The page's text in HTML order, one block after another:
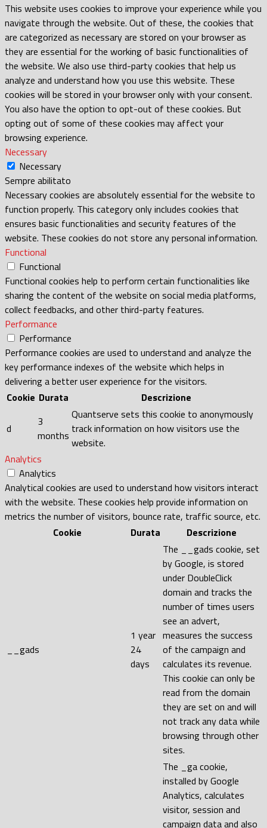
This website uses cookies to improve your experience while you
navigate through the website. Out of these, the cookies that
are categorized as necessary are stored on your browser as
they are essential for the working of basic functionalities of
the website. We also use third-party cookies that help us
analyze and understand how you use this website. These
cookies will be stored in your browser only with your consent.
You also have the option to opt-out of these cookies. But
opting out of some of these cookies may affect your
browsing experience.
Necessary
Necessary
Sempre abilitato
Necessary cookies are absolutely essential for the website to
function properly. This category only includes cookies that
ensures basic functionalities and security features of the
website. These cookies do not store any personal information.
Functional
Functional
Functional cookies help to perform certain functionalities like
sharing the content of the website on social media platforms,
collect feedbacks, and other third-party features.
Performance
Performance
Performance cookies are used to understand and analyze the
key performance indexes of the website which helps in
delivering a better user experience for the visitors.
Cookie Durata Descrizione
d
3
months
Quantserve sets this cookie to anonymously
track information on how visitors use the
website.
Analytics
Analytics
Analytical cookies are used to understand how visitors interact
with the website. These cookies help provide information on
metrics the number of visitors, bounce rate, traffic source, etc.
Cookie
Durata Descrizione
__gads
1 year
24
days
The __gads cookie, set
by Google, is stored
under DoubleClick
domain and tracks the
number of times users
see an advert,
measures the success
of the campaign and
calculates its revenue.
This cookie can only be
read from the domain
they are set on and will
not track any data while
browsing through other
sites.
The _ga cookie,
installed by Google
Analytics, calculates
visitor, session and
campaign data and also